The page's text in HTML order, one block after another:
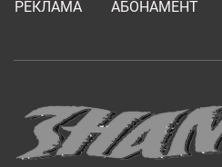
РЕКЛАМА
АБОНАМЕНТ